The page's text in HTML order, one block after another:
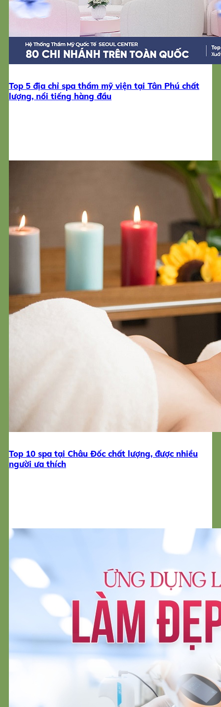
Top 5 địa chỉ spa thẩm mỹ viện tại Tân Phú chất
lượng, nổi tiếng hàng đầu
Top 10 spa tại Châu Đốc chất lượng, được nhiều
người ưa thích